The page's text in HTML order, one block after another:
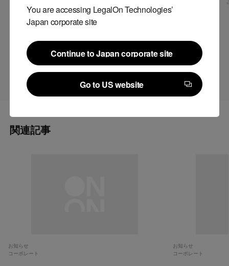
You are accessing LegalOn Technologies’
Japan corporate site
Continue to Japan corporate site
Continue to Japan corporate site
Go to US website
Go to US website
下記よりお気軽にエントリーをお待ちしております！
関連記事
お知らせ
コーポレート
お知らせ
コーポレート